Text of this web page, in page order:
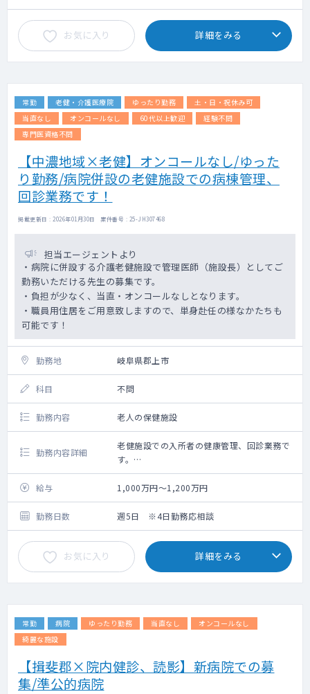
お気に入り 詳細をみる
常勤 老健・介護医療院 ゆったり勤務
土・日・祝休み可
当直なし
オンコールなし 60代以上歓迎
経験不問
専門医資格不問
【中濃地域×老健】オンコールなし/ゆった
り勤務/病院併設の老健施設での病棟管理、
回診業務です！
掲載更新日 : 2026年01月30日 案件番号 : 25-JH307468
担当エージェントより
・病院に併設する介護老健施設で管理医師（施設長）としてご
勤務いただける先生の募集です。
・負担が少なく、当直・オンコールなしとなります。
・職員用住居をご用意致しますので、単身赴任の様なかたちも
可能です！
勤務地 岐阜県郡上市
科目 不問
勤務内容 老人の保健施設
勤務内容詳細
老健施設での入所者の健康管理、回診業務で
す。
併設の病院がありますので緊急時はそちらで
対応します。
重篤な場合は併設病院へご連絡いただければ
結構です。
給与 1,000万円～1,200万円
勤務日数 週5日 ※4日勤務応相談
お気に入り 詳細をみる
常勤 病院 ゆったり勤務 当直なし
オンコールなし
綺麗な施設
【揖斐郡×院内健診、読影】新病院での募
集/準公的病院